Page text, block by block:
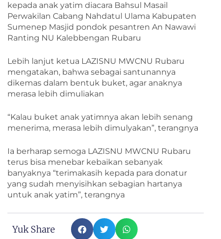
kepada anak yatim diacara Bahsul Masail
Perwakilan Cabang Nahdatul Ulama Kabupaten
Sumenep Masjid pondok pesantren An Nawawi
Ranting NU Kalebbengan Rubaru
Lebih lanjut ketua LAZISNU MWCNU Rubaru
mengatakan, bahwa sebagai santunannya
dikemas dalam bentuk buket, agar anaknya
merasa lebih dimuliakan
“Kalau buket anak yatimnya akan lebih senang
menerima, merasa lebih dimulyakan”, terangnya
Ia berharap semoga LAZISNU MWCNU Rubaru
terus bisa menebar kebaikan sebanyak
banyaknya “terimakasih kepada para donatur
yang sudah menyisihkan sebagian hartanya
untuk anak yatim”, terangnya
Yuk Share